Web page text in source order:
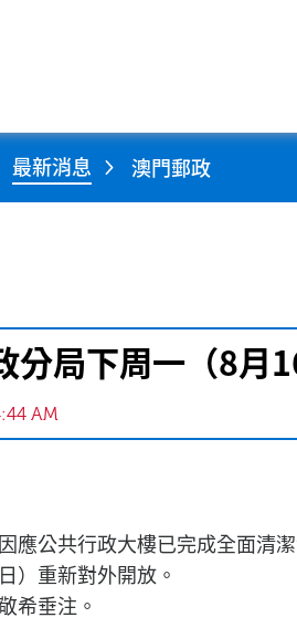
最新消息 澳門郵政
分局下周一（8月
AM
因應公共行政大樓已完成全面清
日）重新對外開放。
希垂注。